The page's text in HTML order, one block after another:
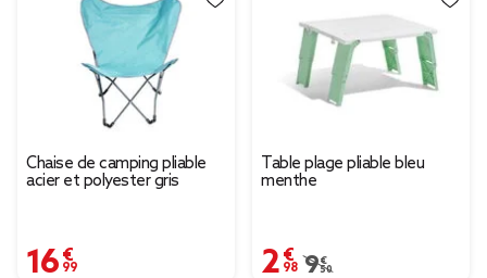
Chaise de camping pliable
acier et polyester gris
16,99 €
Table plage pliable bleu
menthe
2,98 €
Prix remisé de 9,50 €
9,50 €